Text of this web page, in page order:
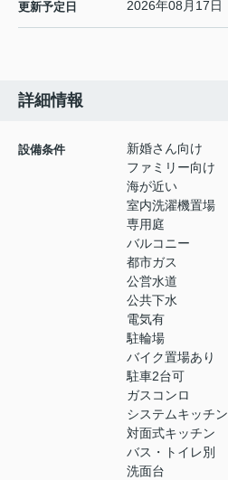
更新予定日 2026年08月17日
詳細情報
設備条件
新婚さん向け
ファミリー向け
海が近い
室内洗濯機置場
専用庭
バルコニー
都市ガス
公営水道
公共下水
電気有
駐輪場
バイク置場あり
駐車2台可
ガスコンロ
システムキッチン
対面式キッチン
バス・トイレ別
洗面台